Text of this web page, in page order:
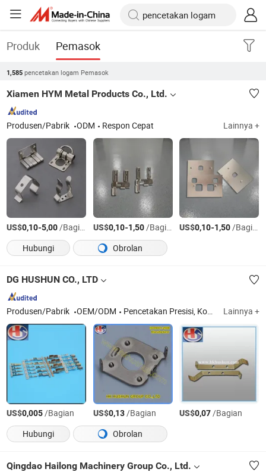
Produk Pemasok
1,585 pencetakan logam Pemasok
Xiamen HYM Metal Products Co., Ltd.
Produsen/Pabrik ODM Respon Cepat Lainnya +
US$0,10-5,00/Bagian US$0,10-1,50/Bagian US$0,10-1,50/Bagian
Hubungi
Obrolan
DG HUSHUN CO., LTD
Produsen/Pabrik OEM/ODM Pencetakan Presisi, Kontak Kuningan, Pin Colokan, Bagian Logam Lembaran, Bagian Mesin, Bagian Pencetakan Logam, Terminal Konektor, Engsel Pintu Stainless Steel, Bagian Otomotif, Kotak Elektronik Lainnya +
US$0,005/Bagian US$0,13/Bagian US$0,07/Bagian
Hubungi
Obrolan
Qingdao Hailong Machinery Group Co., Ltd.